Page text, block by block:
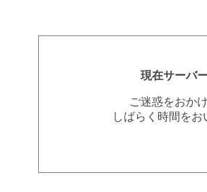
現在サーバ
ご迷惑をおか
しばらく時間を